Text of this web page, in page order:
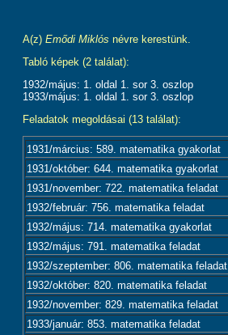
A(z) Emődi Miklós névre kerestünk.
Tabló képek (2 találat):
1932/május: 1. oldal 1. sor 3. oszlop
1933/május: 1. oldal 1. sor 3. oszlop
Feladatok megoldásai (13 találat):
1931/március: 589. matematika gyakorlat
1931/október: 644. matematika gyakorlat
1931/november: 722. matematika feladat
1932/február: 756. matematika feladat
1932/május: 714. matematika gyakorlat
1932/május: 791. matematika feladat
1932/szeptember: 806. matematika feladat
1932/október: 820. matematika feladat
1932/november: 829. matematika feladat
1933/január: 853. matematika feladat